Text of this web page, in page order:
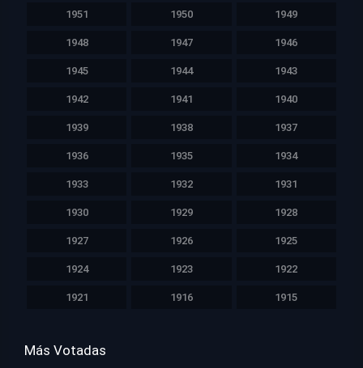
1951 1950 1949
1948 1947 1946
1945 1944 1943
1942 1941 1940
1939 1938 1937
1936 1935 1934
1933 1932 1931
1930 1929 1928
1927 1926 1925
1924 1923 1922
1921 1916 1915
Más Votadas